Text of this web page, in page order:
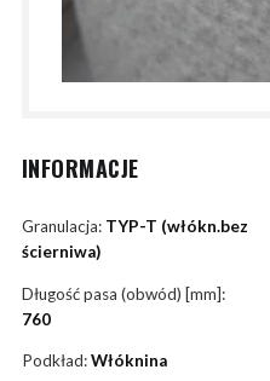
INFORMACJE
Granulacja: TYP-T (włókn.bez
ścierniwa)
Długość pasa (obwód) [mm]:
760
Podkład:Włóknina